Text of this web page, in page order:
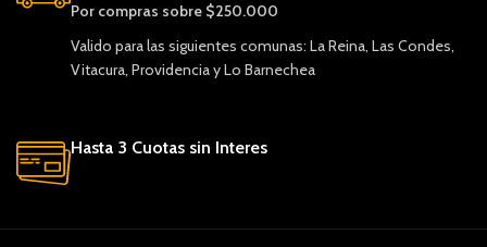
Por compras sobre $250.000
Valido para las siguientes comunas: La Reina, Las Condes,
Vitacura, Providencia y Lo Barnechea
Hasta 3 Cuotas sin Interes